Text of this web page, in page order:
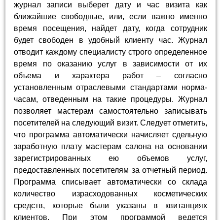
журнал записи выберет дату и час визита как
ближайшие свободные, или, если важно именно
время посещения, найдет дату, когда сотрудник
будет свободен в удобный клиенту час. Журнал
отводит каждому специалисту строго определенное
время по оказанию услуг в зависимости от их
объема и характера работ – согласно
установленным отраслевыми стандартами норма-
часам, отведенным на такие процедуры. Журнал
позволяет мастерам самостоятельно записывать
посетителей на следующий визит. Следует отметить,
что программа автоматически начисляет сдельную
заработную плату мастерам салона на основании
зарегистрированных ею объемов услуг,
предоставленных посетителям за отчетный период.
Программа списывает автоматически со склада
количество израсходованных косметических
средств, которые были указаны в квитанциях
клиентов. При этом программой ведется